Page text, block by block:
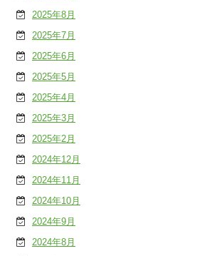
2025年8月
2025年7月
2025年6月
2025年5月
2025年4月
2025年3月
2025年2月
2024年12月
2024年11月
2024年10月
2024年9月
2024年8月